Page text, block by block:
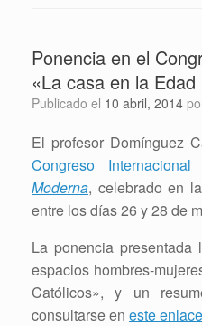
Ponencia en el
«La casa en la Edad
Publicado el 10 abril, 2014
El profesor Domínguez
Congreso
Moderna, celebrado en
entre los días 26 y 28 de
La ponencia
espacios hombres-
Católicos», y un
consultarse en este enlace